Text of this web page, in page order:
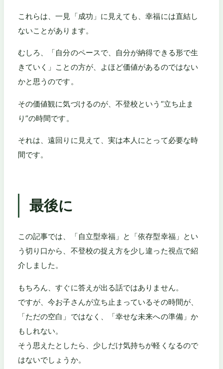
これらは、一見「成功」に見えても、幸福には直結し
ないことがあります。
むしろ、「自分のペースで、自分が納得できる形で生
きていく」ことの方が、よほど価値があるのではない
かと思うのです。
その価値観に気づけるのが、不登校という“立ち止ま
り”の時間です。
それは、遠回りに見えて、実は本人にとって必要な時
間です。
最後に
この記事では、「自立型幸福」と「依存型幸福」とい
う切り口から、不登校の捉え方を少し違った視点で紹
介しました。
もちろん、すぐに答えが出る話ではありません。
ですが、今お子さんが立ち止まっているその時間が、
「ただの空白」ではなく、「幸せな未来への準備」か
もしれない。
そう思えたとしたら、少しだけ気持ちが軽くなるので
はないでしょうか。